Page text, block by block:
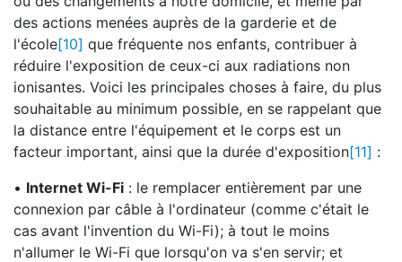
des actions menées auprès de la garderie et de
l'école[10] que fréquente nos enfants, contribuer à
réduire l'exposition de ceux-ci aux radiations non
ionisantes. Voici les principales choses à faire, du plus
souhaitable au minimum possible, en se rappelant que
la distance entre l'équipement et le corps est un
facteur important, ainsi que la durée d'exposition[11] :
• Internet Wi-Fi : le remplacer entièrement par une
connexion par câble à l'ordinateur (comme c'était le
cas avant l'invention du Wi-Fi); à tout le moins
n'allumer le Wi-Fi que lorsqu'on va s'en servir; et